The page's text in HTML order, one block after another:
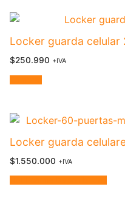
Locker guarda celular
$250.990 +IVA
Locker guarda
$1.550.000 +IVA